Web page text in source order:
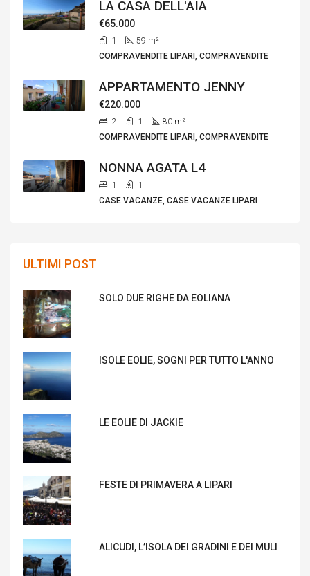
LA CASA DELL'AIA
€65.000
1 59 m²
COMPRAVENDITE LIPARI, COMPRAVENDITE
APPARTAMENTO JENNY
€220.000
2 1 80 m²
COMPRAVENDITE LIPARI, COMPRAVENDITE
NONNA AGATA L4
1
1
CASE VACANZE, CASE VACANZE LIPARI
ULTIMI POST
SOLO DUE RIGHE DA EOLIANA
ISOLE EOLIE, SOGNI PER TUTTO L'ANNO
LE EOLIE DI JACKIE
FESTE DI PRIMAVERA A LIPARI
ALICUDI, L’ISOLA DEI GRADINI E DEI MULI